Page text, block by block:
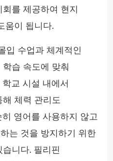
를 제공하여 현지
움이 됩니다.
입 수업과 체계적인
습 속도에 맞춰
교 시설 내에서
해 체력 관리도
영어를 사용하지 않고
는 것을 방지하기 위한
니다. 필리핀